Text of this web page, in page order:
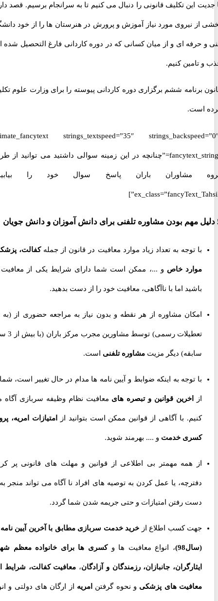
این تکلیف قانونی را دنبال می کنیم تا به سرانجام برسیم. قصد داریم
نیروی مورد نیاز آموزش و پرورش در هنرستان ها را از خود دانشگاه
حرفه ای و از میان کسانی که در دوره کاردانی فارغ التحصیل شده اند،
تامین کنیم.
برنامه ششم برگزاری دوره کاردانی پیوسته را برای وزارت علوم تکلیف
است.
[ultimate_fancytext strings_textspeed=”35″
fancytext_strings=”چنانچه در این زمینه سوالی داشتید می توانید از طریق
مشاوران باران پاسخ سوال خود را بیابید.”
با توجه به تعداد زیاد موارد معافیت در قانون از جملهکفالت، پزشکی،
موارد خاصو ...، ممکن است شما دارای شرایط یکی از معافیت ها
باشید اما با ناآگاهی، معافیت خود را از دست بدهید.
امکان مشاوره از هر نقطه و بدون نیاز به مراجعه حضوری از (به جز
تعطیلات رسمی) توسط مشاورین مجرب مرکز باران (با بیش از 3 سال
سابقه) دیگر مزیت مشاوره تلفنیاست.
با توجه به اینکه ضوابط و آیین نامه ها مدام در حال تغییر است، شما را
اخرین قوانین و تبصره هایمعافیت نظام وظیفه سربازی آگاه می
کنیم. با آگاهی از قوانین ممکن است بتوانید ازامتیازات امریه، پروژه
کسری خدمتو .... بهرمند شوید.
از همه مهمتر بی اطلاعی از قوانین و مهلت های قانونی پر کردن
دفترچه، یا عمل کردن به توصیه های افراد نا آگاه می تواند منجر به از
دست رفتن امتیازات و حتی جریمه شدن شما گردد.
جهت کسب اطلاع ازخرید خدمت سربازی مطابق با آخرین آیین نامه ها
(سال98) ، انواع معافیت ها و کسری ها برای خانواده معظم شهدا،
ایثارگران، جانبازان، رزمندگان و آزادگان،معافیت کفالت، شرایط اخذ
معافیت های پزشکیو نحوه گرفتن امریهاز ارگان های دولتی و انواع